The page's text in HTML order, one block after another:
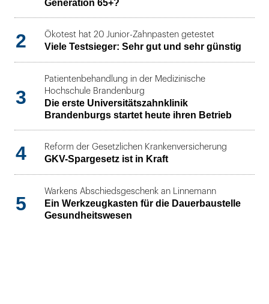
Generation 65+?
2 Ökotest hat 20 Junior-Zahnpasten getestet
Viele Testsieger: Sehr gut und sehr günstig
3
Patientenbehandlung in der Medizinische
Hochschule Brandenburg
Die erste Universitätszahnklinik
Brandenburgs startet heute ihren Betrieb
4 Reform der Gesetzlichen Krankenversicherung
GKV-Spargesetz ist in Kraft
5
Warkens Abschiedsgeschenk an Linnemann
Ein Werkzeugkasten für die Dauerbaustelle
Gesundheitswesen